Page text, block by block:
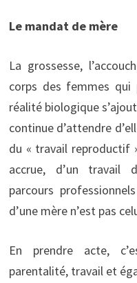
Le mandat de mère
La grossesse,
corps des femmes
réalité biologique
continue d’attendre
du « travail reproductif
accrue, d’un travail
parcours
d’une mère n’est pas
En prendre acte,
parentalité, travail et